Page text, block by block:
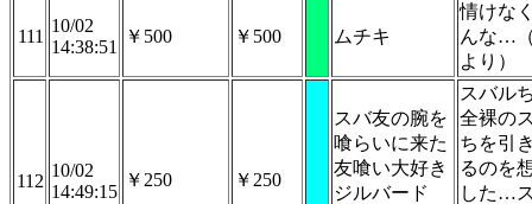
111
10/02
14:38:51
￥500 ￥500 ムチキ
情けな
んな…
より）
112
10/02
14:49:15
￥250 ￥250
スバ友の腕を
喰らいに来た
友喰い大好き
ジルバード
スバル
全裸の
ちを引
るのを
した…